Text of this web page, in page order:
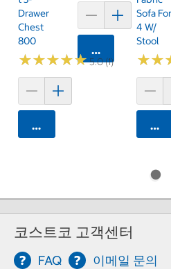
Drawer
Chest
800
★★★★★
★★★★★5.0 (1)
카트에 담기
카트에 담기
Sofa For
4 W/
Stool
★★
★★
카
코스트코 고객센터
FAQ 이메일 문의